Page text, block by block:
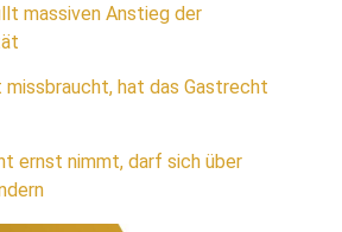
massiven Anstieg der
hat das Gastrecht
ernst nimmt, darf sich über